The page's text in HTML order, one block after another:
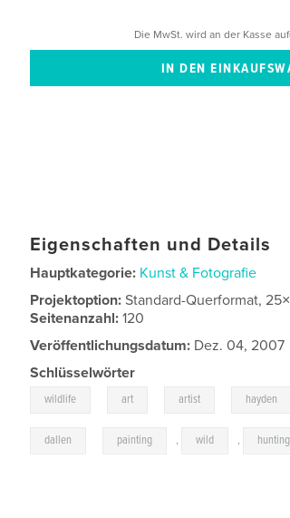
Die MwSt. wird an der Kasse
Eigenschaften und Details
Hauptkategorie: Kunst & Fotografie
Projektoption:Standard-Querformat,
Seitenanzahl:120
Veröffentlichungsdatum: Dez. 04, 2007
Schlüsselwörter
wildlife art artist hayden
dallen painting , wild , hunting